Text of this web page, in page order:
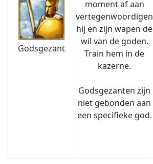
Godsgezant
moment af aan
vertegenwoordigen
hij en zijn wapen de
wil van de goden.
Train hem in de
kazerne.
Godsgezanten zijn
niet gebonden aan
een specifieke god.